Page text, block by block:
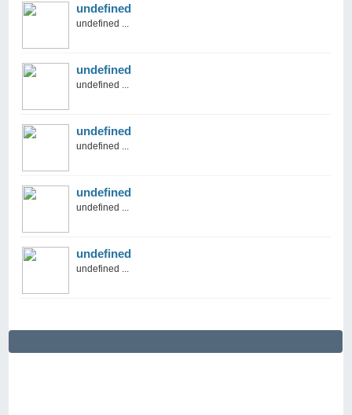
undefined
undefined ...
undefined
undefined ...
undefined
undefined ...
undefined
undefined ...
undefined
undefined ...